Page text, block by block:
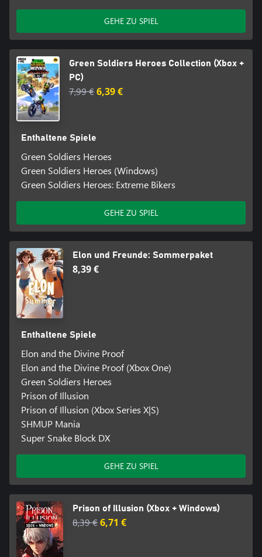
GEHE ZU SPIEL
Green Soldiers Heroes Collection (Xbox +
PC)
7,99 € 6,39 €
Enthaltene Spiele
Green Soldiers Heroes
Green Soldiers Heroes (Windows)
Green Soldiers Heroes: Extreme Bikers
GEHE ZU SPIEL
Elon und Freunde: Sommerpaket
8,39 €
Enthaltene Spiele
Elon and the Divine Proof
Elon and the Divine Proof (Xbox One)
Green Soldiers Heroes
Prison of Illusion
Prison of Illusion (Xbox Series X|S)
SHMUP Mania
Super Snake Block DX
GEHE ZU SPIEL
Prison of Illusion (Xbox + Windows)
8,39 €6,71 €